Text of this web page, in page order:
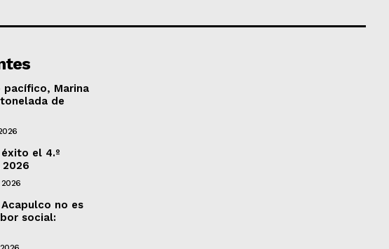
pacífico, Marina
de
éxito el 4.º
no es
social: